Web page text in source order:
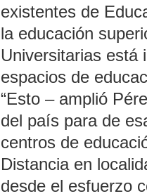
existentes de
la educación
Universitarias está
espacios de
“Esto – amplió
del país para de
centros de
Distancia en
desde el esfuerzo